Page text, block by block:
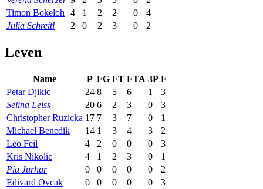
Timon Bokeloh
4 1 2 2 0
4
Julia Schreitl
2 0 2 3 0 2
Leven
Name P FG FT FTA 3P F
Petar Djikic
24 8 5 6 1
3
Selina Leiss
20 6 2 3 0
3
Christopher Ruzicka 17 7 3 7 0
1
Michael Benedik
14 1 3 4 3
2
Leo Feil
4 2 0 0 0
3
Kris Nikolic
4 1 2 3 0
1
Pia Jurhar
0 0 0 0 0
2
Edivard Ovcak
0 0 0 0 0
3